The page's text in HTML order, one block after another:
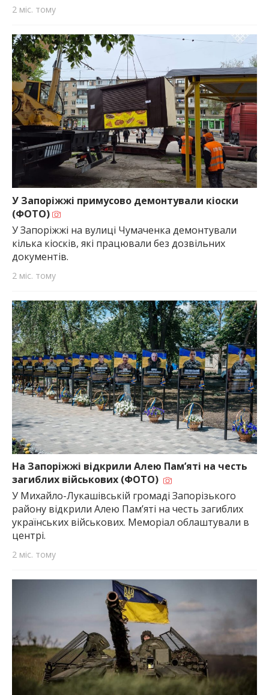
2 міс. тому
У Запоріжжі примусово демонтували кіоски
(ФОТО)
У Запоріжжі на вулиці Чумаченка демонтували
кілька кіосків, які працювали без дозвільних
документів.
2 міс. тому
На Запоріжжі відкрили Алею Пам’яті на честь
загиблих військових (ФОТО)
У Михайло-Лукашівській громаді Запорізького
району відкрили Алею Пам’яті на честь загиблих
українських військових. Меморіал облаштували в
центрі.
2 міс. тому